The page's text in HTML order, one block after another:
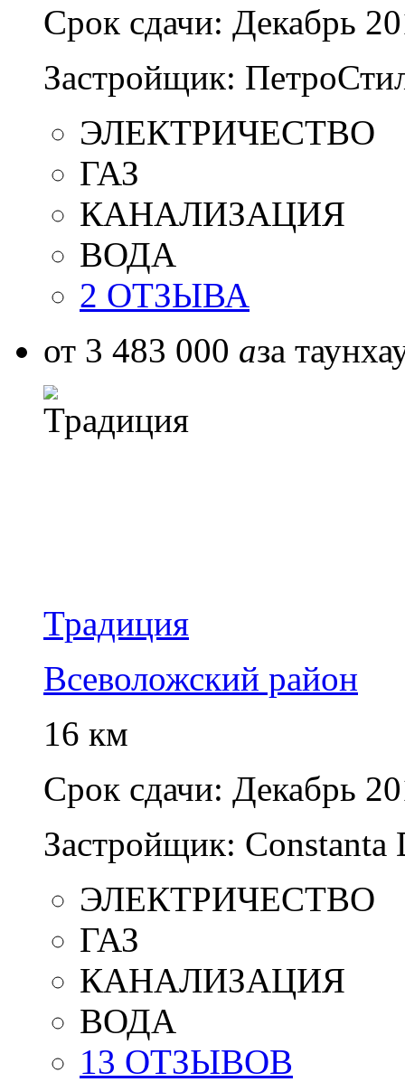
Срок сдачи: Декабрь
Застройщик:
ЭЛЕКТРИЧЕСТВО
ГАЗ
КАНАЛИЗАЦИЯ
ВОДА
2 ОТЗЫВА
от 3 483 000 aза
Традиция
Всеволожский район
16 км
Срок сдачи: Декабрь
Застройщик: Constanta
ЭЛЕКТРИЧЕСТВО
ГАЗ
КАНАЛИЗАЦИЯ
ВОДА
13 ОТЗЫВОВ